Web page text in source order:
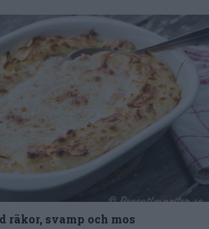
räkor, svamp och mos